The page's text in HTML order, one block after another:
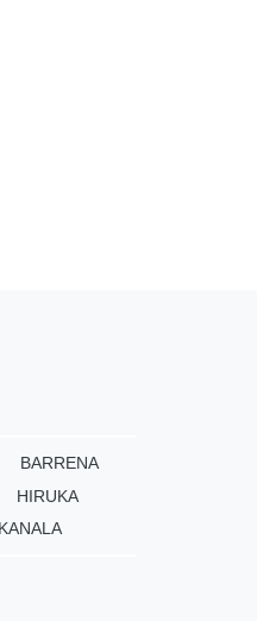
BARRENA
HIRUKA